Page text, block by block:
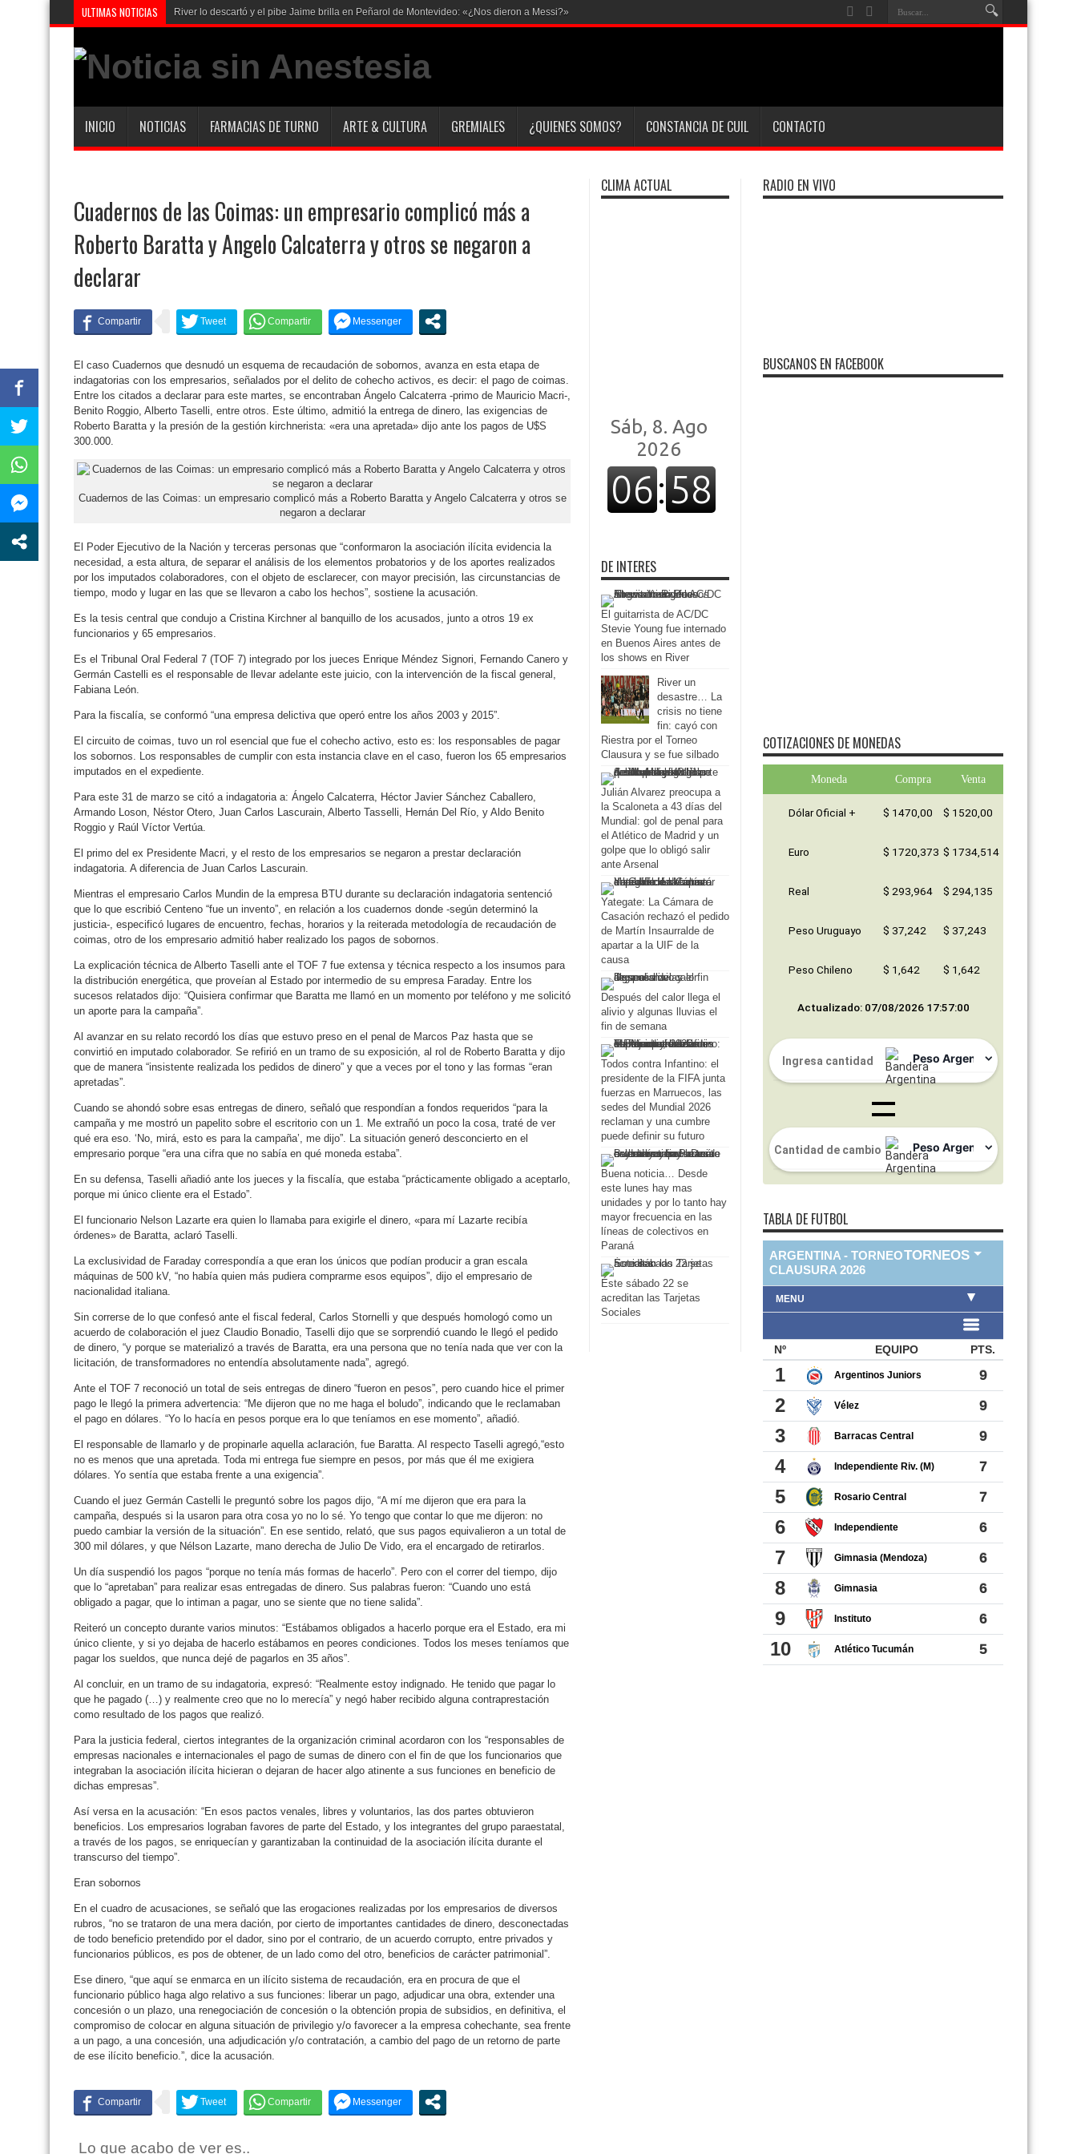
ULTIMAS NOTICIAS River lo descartó y el pibe Jaime brilla en Peñarol de Montevideo: «¿Nos dieron a Messi?»
INICIO NOTICIAS FARMACIAS DE TURNO ARTE & CULTURA GREMIALES ¿QUIENES SOMOS? CONSTANCIA DE CUIL CONTACTO
Cuadernos de las Coimas: un empresario complicó más a
Roberto Baratta y Angelo Calcaterra y otros se negaron a
declarar
El caso Cuadernos que desnudó un esquema de recaudación de sobornos, avanza en esta etapa de
indagatorias con los empresarios, señalados por el delito de cohecho activos, es decir: el pago de coimas.
Entre los citados a declarar para este martes, se encontraban Ángelo Calcaterra -primo de Mauricio Macri-,
Benito Roggio, Alberto Taselli, entre otros. Este último, admitió la entrega de dinero, las exigencias de
Roberto Baratta y la presión de la gestión kirchnerista: «era una apretada» dijo ante los pagos de U$S
300.000.
Cuadernos de las Coimas: un empresario complicó más a Roberto Baratta y Angelo Calcaterra y otros se
negaron a declarar
El Poder Ejecutivo de la Nación y terceras personas que “conformaron la asociación ilícita evidencia la
necesidad, a esta altura, de separar el análisis de los elementos probatorios y de los aportes realizados
por los imputados colaboradores, con el objeto de esclarecer, con mayor precisión, las circunstancias de
tiempo, modo y lugar en las que se llevaron a cabo los hechos”, sostiene la acusación.
Es la tesis central que condujo a Cristina Kirchner al banquillo de los acusados, junto a otros 19 ex
funcionarios y 65 empresarios.
Es el Tribunal Oral Federal 7 (TOF 7) integrado por los jueces Enrique Méndez Signori, Fernando Canero y
Germán Castelli es el responsable de llevar adelante este juicio, con la intervención de la fiscal general,
Fabiana León.
Para la fiscalía, se conformó “una empresa delictiva que operó entre los años 2003 y 2015”.
El circuito de coimas, tuvo un rol esencial que fue el cohecho activo, esto es: los responsables de pagar
los sobornos. Los responsables de cumplir con esta instancia clave en el caso, fueron los 65 empresarios
imputados en el expediente.
Para este 31 de marzo se citó a indagatoria a: Ángelo Calcaterra, Héctor Javier Sánchez Caballero,
Armando Loson, Néstor Otero, Juan Carlos Lascurain, Alberto Tasselli, Hernán Del Río, y Aldo Benito
Roggio y Raúl Víctor Vertúa.
El primo del ex Presidente Macri, y el resto de los empresarios se negaron a prestar declaración
indagatoria. A diferencia de Juan Carlos Lascurain.
Mientras el empresario Carlos Mundin de la empresa BTU durante su declaración indagatoria sentenció
que lo que escribió Centeno “fue un invento”, en relación a los cuadernos donde -según determinó la
justicia-, especificó lugares de encuentro, fechas, horarios y la reiterada metodología de recaudación de
coimas, otro de los empresario admitió haber realizado los pagos de sobornos.
La explicación técnica de Alberto Taselli ante el TOF 7 fue extensa y técnica respecto a los insumos para
la distribución energética, que proveían al Estado por intermedio de su empresa Faraday. Entre los
sucesos relatados dijo: “Quisiera confirmar que Baratta me llamó en un momento por teléfono y me solicitó
un aporte para la campaña”.
Al avanzar en su relato recordó los días que estuvo preso en el penal de Marcos Paz hasta que se
convirtió en imputado colaborador. Se refirió en un tramo de su exposición, al rol de Roberto Baratta y dijo
que de manera “insistente realizada los pedidos de dinero” y que a veces por el tono y las formas “eran
apretadas”.
Cuando se ahondó sobre esas entregas de dinero, señaló que respondían a fondos requeridos “para la
campaña y me mostró un papelito sobre el escritorio con un 1. Me extrañó un poco la cosa, traté de ver
qué era eso. ‘No, mirá, esto es para la campaña’, me dijo”. La situación generó desconcierto en el
empresario porque “era una cifra que no sabía en qué moneda estaba”.
En su defensa, Taselli añadió ante los jueces y la fiscalía, que estaba “prácticamente obligado a aceptarlo,
porque mi único cliente era el Estado”.
El funcionario Nelson Lazarte era quien lo llamaba para exigirle el dinero, «para mí Lazarte recibía
órdenes» de Baratta, aclaró Taselli.
La exclusividad de Faraday correspondía a que eran los únicos que podían producir a gran escala
máquinas de 500 kV, “no había quien más pudiera comprarme esos equipos”, dijo el empresario de
nacionalidad italiana.
Sin correrse de lo que confesó ante el fiscal federal, Carlos Stornelli y que después homologó como un
acuerdo de colaboración el juez Claudio Bonadio, Taselli dijo que se sorprendió cuando le llegó el pedido
de dinero, “y porque se materializó a través de Baratta, era una persona que no tenía nada que ver con la
licitación, de transformadores no entendía absolutamente nada”, agregó.
Ante el TOF 7 reconoció un total de seis entregas de dinero “fueron en pesos”, pero cuando hice el primer
pago le llegó la primera advertencia: “Me dijeron que no me haga el boludo”, indicando que le reclamaban
el pago en dólares. “Yo lo hacía en pesos porque era lo que teníamos en ese momento”, añadió.
El responsable de llamarlo y de propinarle aquella aclaración, fue Baratta. Al respecto Taselli agregó,“esto
no es menos que una apretada. Toda mi entrega fue siempre en pesos, por más que él me exigiera
dólares. Yo sentía que estaba frente a una exigencia”.
Cuando el juez Germán Castelli le preguntó sobre los pagos dijo, “A mí me dijeron que era para la
campaña, después si la usaron para otra cosa yo no lo sé. Yo tengo que contar lo que me dijeron: no
puedo cambiar la versión de la situación”. En ese sentido, relató, que sus pagos equivalieron a un total de
300 mil dólares, y que Nélson Lazarte, mano derecha de Julio De Vido, era el encargado de retirarlos.
Un día suspendió los pagos “porque no tenía más formas de hacerlo”. Pero con el correr del tiempo, dijo
que lo “apretaban” para realizar esas entregadas de dinero. Sus palabras fueron: “Cuando uno está
obligado a pagar, que lo intiman a pagar, uno se siente que no tiene salida”.
Reiteró un concepto durante varios minutos: “Estábamos obligados a hacerlo porque era el Estado, era mi
único cliente, y si yo dejaba de hacerlo estábamos en peores condiciones. Todos los meses teníamos que
pagar los sueldos, que nunca dejé de pagarlos en 35 años”.
Al concluir, en un tramo de su indagatoria, expresó: “Realmente estoy indignado. He tenido que pagar lo
que he pagado (…) y realmente creo que no lo merecía” y negó haber recibido alguna contraprestación
como resultado de los pagos que realizó.
Para la justicia federal, ciertos integrantes de la organización criminal acordaron con los “responsables de
empresas nacionales e internacionales el pago de sumas de dinero con el fin de que los funcionarios que
integraban la asociación ilícita hicieran o dejaran de hacer algo atinente a sus funciones en beneficio de
dichas empresas”.
Así versa en la acusación: “En esos pactos venales, libres y voluntarios, las dos partes obtuvieron
beneficios. Los empresarios lograban favores de parte del Estado, y los integrantes del grupo paraestatal,
a través de los pagos, se enriquecían y garantizaban la continuidad de la asociación ilícita durante el
transcurso del tiempo”.
Eran sobornos
En el cuadro de acusaciones, se señaló que las erogaciones realizadas por los empresarios de diversos
rubros, “no se trataron de una mera dación, por cierto de importantes cantidades de dinero, desconectadas
de todo beneficio pretendido por el dador, sino por el contrario, de un acuerdo corrupto, entre privados y
funcionarios públicos, es pos de obtener, de un lado como del otro, beneficios de carácter patrimonial”.
Ese dinero, “que aquí se enmarca en un ilícito sistema de recaudación, era en procura de que el
funcionario público haga algo relativo a sus funciones: liberar un pago, adjudicar una obra, extender una
concesión o un plazo, una renegociación de concesión o la obtención propia de subsidios, en definitiva, el
compromiso de colocar en alguna situación de privilegio y/o favorecer a la empresa cohechante, sea frente
a un pago, a una concesión, una adjudicación y/o contratación, a cambio del pago de un retorno de parte
de ese ilícito beneficio.”, dice la acusación.
Lo que acabo de ver es..
CLIMA ACTUAL
DE INTERES
El guitarrista de AC/DC
Stevie Young fue internado
en Buenos Aires antes de
los shows en River
River un
desastre… La
crisis no tiene
fin: cayó con
Riestra por el Torneo
Clausura y se fue silbado
Julián Alvarez preocupa a
la Scaloneta a 43 días del
Mundial: gol de penal para
el Atlético de Madrid y un
golpe que lo obligó salir
ante Arsenal
Yategate: La Cámara de
Casación rechazó el pedido
de Martín Insaurralde de
apartar a la UIF de la
causa
Después del calor llega el
alivio y algunas lluvias el
fin de semana
Todos contra Infantino: el
presidente de la FIFA junta
fuerzas en Marruecos, las
sedes del Mundial 2026
reclaman y una cumbre
puede definir su futuro
Buena noticia… Desde
este lunes hay mas
unidades y por lo tanto hay
mayor frecuencia en las
líneas de colectivos en
Paraná
Éste sábado 22 se
acreditan las Tarjetas
Sociales
RADIO EN VIVO
BUSCANOS EN FACEBOOK
COTIZACIONES DE MONEDAS
Moneda Compra Venta
Dólar Oficial + $ 1470,00 $ 1520,00
Euro $ 1720,373 $ 1734,514
Real $ 293,964 $ 294,135
Peso Uruguayo $ 37,242 $ 37,243
Peso Chileno $ 1,642 $ 1,642
Actualizado: 07/08/2026 17:57:00
TABLA DE FUTBOL